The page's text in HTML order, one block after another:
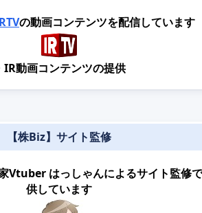
の動画コンテンツを配信しています
IR動画コンテンツの提供
【株Biz】サイト監修
Vtuber はっしゃんによるサイト監修
供しています